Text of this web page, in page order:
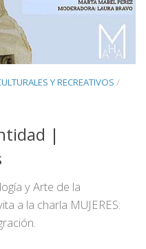
Y RECREATIVOS /
|
y Arte de la
a la charla MUJERES: